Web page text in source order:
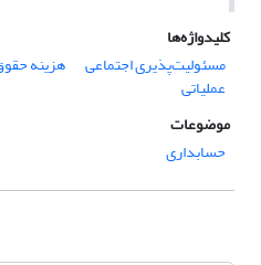
کلیدواژه‌ها
مسئولیت‌پذیری اجتماعی
هزینه
عملیاتی
موضوعات
حسابداری